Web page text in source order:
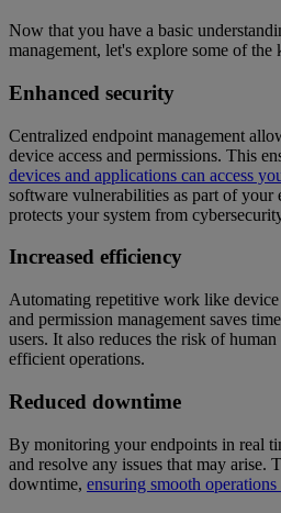
Now that you have a basic
management, let's explore some of the
Enhanced security
Centralized endpoint management
device access and permissions. This
devices and applications can access
software vulnerabilities as part of your
protects your system from
Increased efficiency
Automating repetitive work like
and permission management saves
users. It also reduces the risk of
efficient operations.
Reduced downtime
By monitoring your endpoints in real
and resolve any issues that may arise.
downtime, ensuring smooth